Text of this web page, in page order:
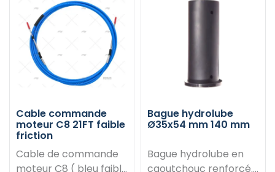
Cable commande
moteur C8 21FT faible
friction
Cable de commande
moteur C8 ( bleu faible
Bague hydrolube
Ø35x54 mm 140 mm
Bague hydrolube en
caoutchouc renforcé.